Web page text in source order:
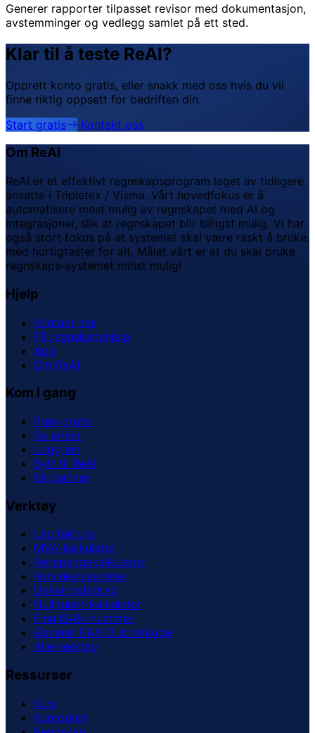
Generer rapporter tilpasset revisor med dokumentasjon,
avstemminger og vedlegg samlet på ett sted.
Klar til å teste ReAI?
Opprett konto gratis, eller snakk med oss hvis du vil
finne riktig oppsett for bedriften din.
Start gratis
Kontakt oss
Om ReAI
ReAI er et effektivt regnskapsprogram laget av tidligere
ansatte i Tripletex / Visma. Vårt hovedfokus er å
automatisere mest mulig av regnskapet med AI og
integrasjoner, slik at regnskapet blir billigst mulig. Vi har
også stort fokus på at systemet skal være raskt å bruke,
med hurtigtaster for alt. Målet vårt er at du skal bruke
regnskaps-systemet minst mulig!
Hjelp
Kontakt oss
Få regnskapshjelp
App
Om ReAI
Kom i gang
Prøv gratis
Se priser
Logg inn
Bytt til ReAI
Bli partner
Verktøy
Lag faktura
MVA-kalkulator
Feriepengekalkulator
Forsinkelsesrente
Dekningsbidrag
Nullpunkt-kalkulator
Finn IBAN-nummer
Generer EAN13 strekkode
Alle verktøy
Ressurser
Kurs
Kontoplan